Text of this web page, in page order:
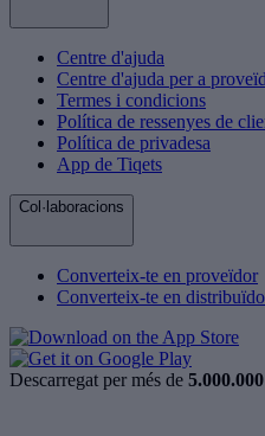
Centre d'ajuda
Centre d'ajuda per a
Termes i condicions
Política de ressenyes de
Política de privadesa
App de Tiqets
Col·laboracions
Converteix-te en proveïdor
Converteix-te en
Descarregat per més de